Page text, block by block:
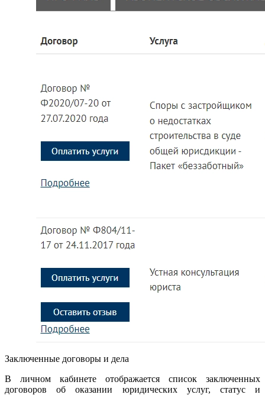
Заключенные договоры и дела
В личном кабинете отображается список заключенных
договоров об оказании юридических услуг, статус и